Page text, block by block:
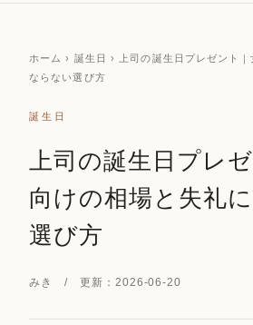
ホーム › 誕生日 › 上司の誕生日プレゼント
ならない選び方
誕生日
上司の誕生日プレ
向けの相場と失礼
選び方
みき / 更新：2026-06-20